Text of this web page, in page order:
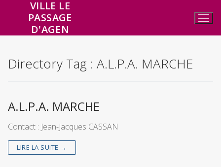
VILLE LE
PASSAGE
D'AGEN
Directory Tag : A.L.P.A. MARCHE
A.L.P.A. MARCHE
Contact : Jean-Jacques CASSAN
LIRE LA SUITE →